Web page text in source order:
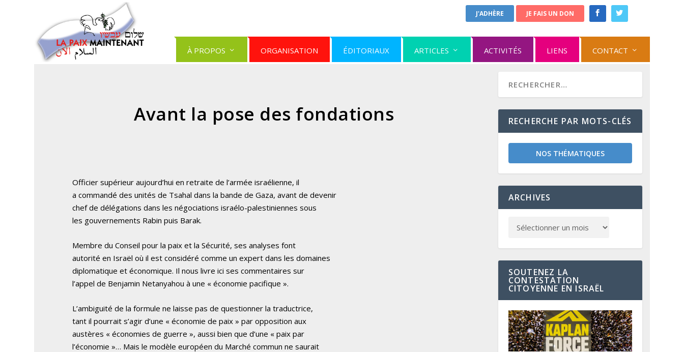
J'ADHÈRE JE FAIS UN DON
À PROPOS ORGANISATION ÉDITORIAUX ARTICLES ACTIVITÉS LIENS CONTACT
Avant la pose des fondations
Officier supérieur aujourd’hui en retraite de l’armée israélienne, il
a commandé des unités de Tsahal dans la bande de Gaza, avant de devenir
chef de délégations dans les négociations israélo-palestiniennes sous
les gouvernements Rabin puis Barak.
Membre du Conseil pour la paix et la Sécurité, ses analyses font
autorité en Israël où il est considéré comme un expert dans les domaines
diplomatique et économique. Il nous livre ici ses commentaires sur
l’appel de Benjamin Netanyahou à une « économie pacifique ».
L’ambiguité de la formule ne laisse pas de questionner la traductrice,
tant il pourrait s’agir d’une « économie de paix » par opposition aux
austères « économies de guerre », aussi bien que d’une « paix par
l’économie »… Mais le modèle européen du Marché commun ne saurait
RECHERCHE PAR MOTS-CLÉS
NOS THÉMATIQUES
ARCHIVES
SOUTENEZ LA
CONTESTATION
CITOYENNE EN ISRAËL